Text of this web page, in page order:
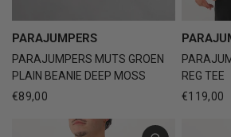
PARAJUMPERS
PARAJUMPERS MUTS GROEN
PLAIN BEANIE DEEP MOSS
€89,00
REG TEE
€119,00